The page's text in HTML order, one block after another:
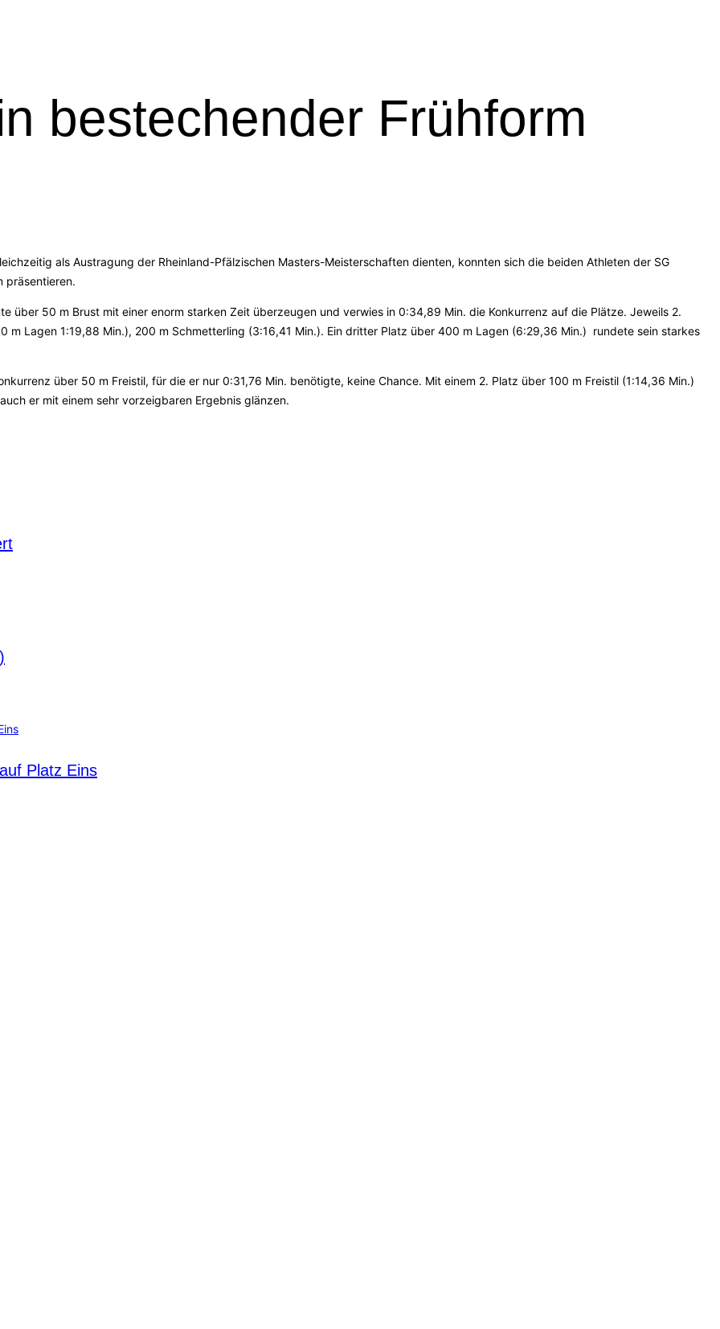
bestechender Frühform
als Austragung der Rheinland-Pfälzischen Masters-Meisterschaften dienten, konnten sich die beiden Athleten der SG
präsentieren.
über 50 m Brust mit einer enorm starken Zeit überzeugen und verwies in 0:34,89 Min. die Konkurrenz auf die Plätze. Jeweils 2.
m Lagen 1:19,88 Min.), 200 m Schmetterling (3:16,41 Min.). Ein dritter Platz über 400 m Lagen (6:29,36 Min.) rundete sein starkes
über 50 m Freistil, für die er nur 0:31,76 Min. benötigte, keine Chance. Mit einem 2. Platz über 100 m Freistil (1:14,36 Min.)
er mit einem sehr vorzeigbaren Ergebnis glänzen.
Platz Eins